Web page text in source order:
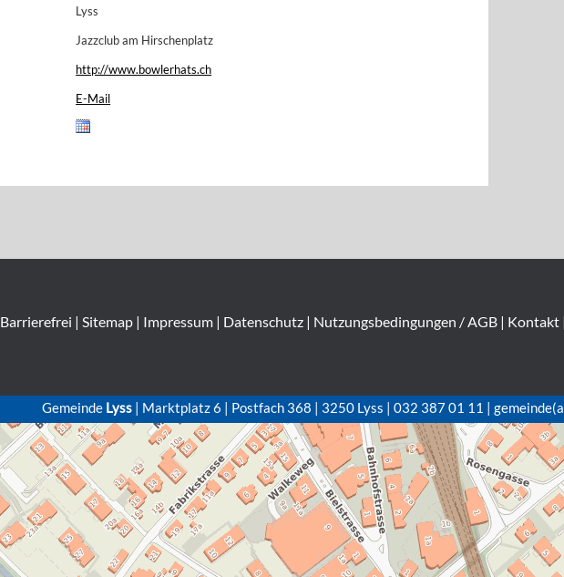
Lyss
Jazzclub am Hirschenplatz
http://www.bowlerhats.ch
E-Mail
Barrierefrei | Sitemap| Impressum| Datenschutz| Nutzungsbedingungen / AGB| Kontakt|
Gemeinde Lyss | Marktplatz 6 | Postfach 368 | 3250 Lyss | 032 387 01 11 |